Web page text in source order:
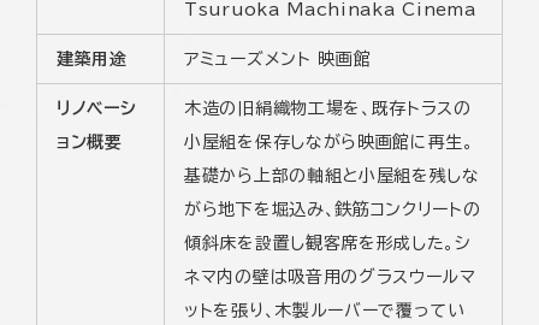
Tsuruoka Machinaka Cinema
建築用途 アミューズメント 映画館
リノベーシ
ョン概要
木造の旧絹織物工場を、既存トラスの
小屋組を保存しながら映画館に再生。
基礎から上部の軸組と小屋組を残しな
がら地下を堀込み、鉄筋コンクリートの
傾斜床を設置し観客席を形成した。シ
ネマ内の壁は吸音用のグラスウールマ
ットを張り、木製ルーバーで覆ってい